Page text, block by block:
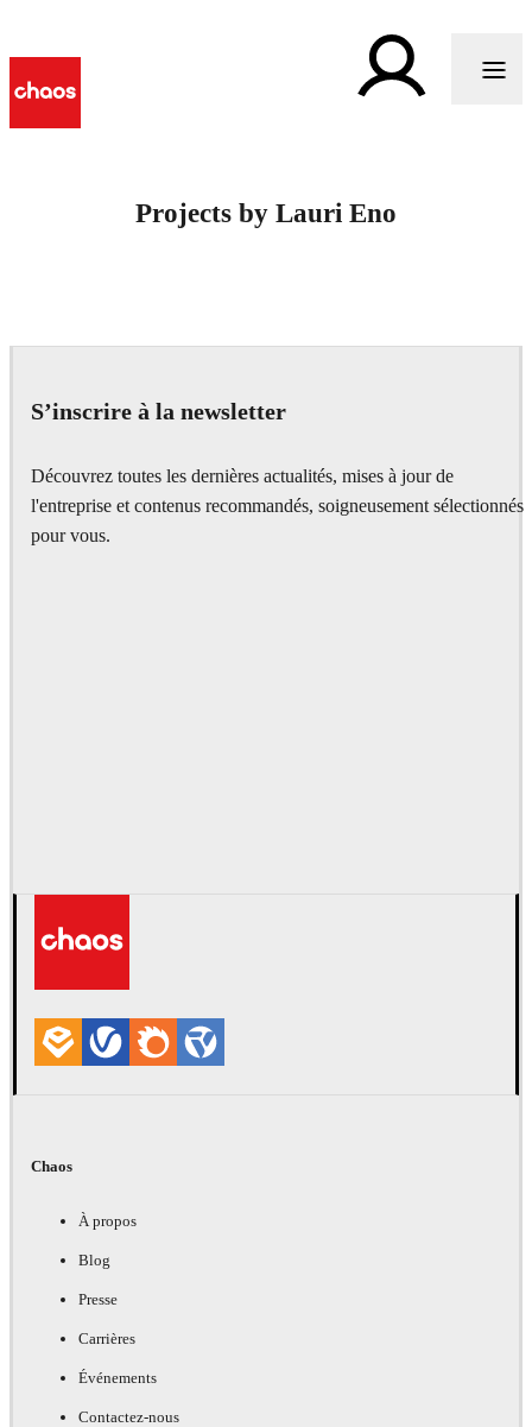
Projects by Lauri Eno
S’inscrire à la newsletter
Découvrez toutes les dernières actualités, mises à jour de
l'entreprise et contenus recommandés, soigneusement sélectionnés
pour vous.
Chaos
À propos
Blog
Presse
Carrières
Événements
Contactez-nous